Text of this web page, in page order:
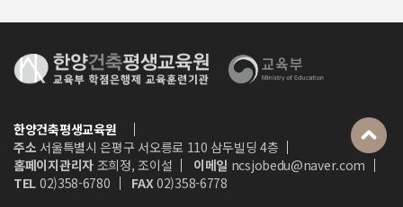
한양건축평생교육원
주소 서울특별시 은평구 서오릉로 110 삼두빌딩 4층
홈페이지관리자조희정, 조이설 이메일 ncsjobedu@naver.com
TEL 02)358-6780 FAX 02)358-6778